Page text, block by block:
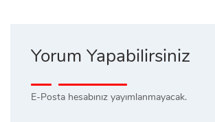
Yorum Yapabilirsiniz
E-Posta hesabınız yayımlanmayacak.